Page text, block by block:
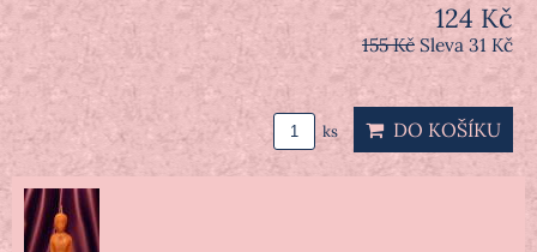
124 Kč
155 Kč Sleva 31 Kč
ks DO KOŠÍKU